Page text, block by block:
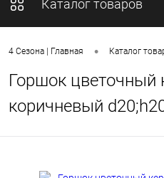
Каталог товаров
4 Сезона | Главная • Каталог
Горшок цветочный
коричневый